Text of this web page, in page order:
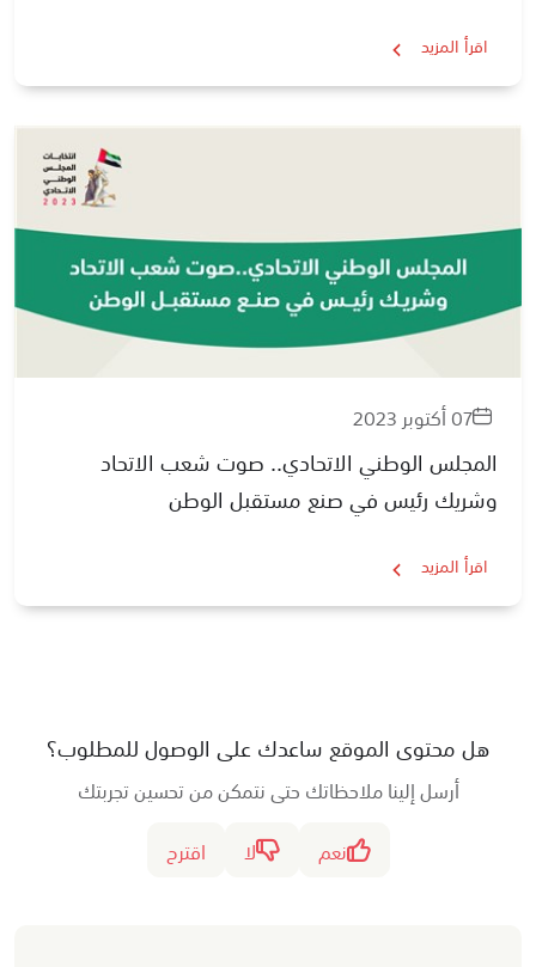
اقرأ المزيد
07 أكتوبر 2023
المجلس الوطني الاتحادي.. صوت شعب الاتحاد
وشريك رئيس في صنع مستقبل الوطن
اقرأ المزيد
هل محتوى الموقع ساعدك على الوصول للمطلوب؟
أرسل إلينا ملاحظاتك حتى نتمكن من تحسين تجربتك
نعم
لا اقترح